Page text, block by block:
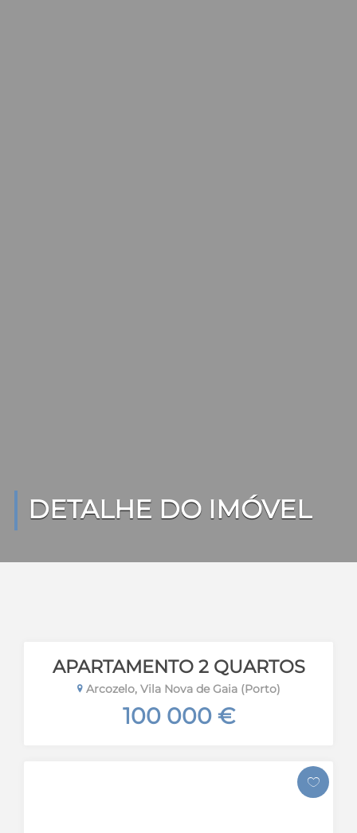
DETALHE DO IMÓVEL
APARTAMENTO 2 QUARTOS
Arcozelo, Vila Nova de Gaia (Porto)
100 000 €